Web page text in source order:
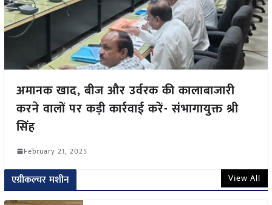
अमानक खाद, बीज और उर्वरक की कालाबाजारी
करने वालों पर कड़ी कार्रवाई करें- संभागायुक्त श्री
सिंह
February 21, 2025
एग्रीकल्चर मशीन View All